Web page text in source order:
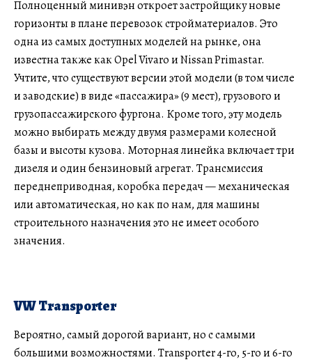
Полноценный минивэн откроет застройщику новые
горизонты в плане перевозок стройматериалов. Это
одна из самых доступных моделей на рынке, она
известна также как Opel Vivaro и Nissan Primastar.
Учтите, что существуют версии этой модели (в том числе
и заводские) в виде «пассажира» (9 мест), грузового и
грузопассажирского фургона. Кроме того, эту модель
можно выбирать между двумя размерами колесной
базы и высоты кузова. Моторная линейка включает три
дизеля и один бензиновый агрегат. Трансмиссия
переднеприводная, коробка передач — механическая
или автоматическая, но как по нам, для машины
строительного назначения это не имеет особого
значения.
VW Transporter
Вероятно, самый дорогой вариант, но с самыми
большими возможностями. Transporter 4-го, 5-го и 6-го